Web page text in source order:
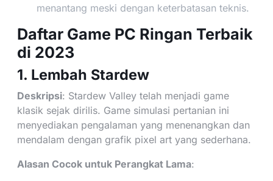
menantang meski dengan keterbatasan teknis.
Daftar Game PC Ringan Terbaik
di 2023
1. Lembah Stardew
Deskripsi: Stardew Valley telah menjadi game
klasik sejak dirilis. Game simulasi pertanian ini
menyediakan pengalaman yang menenangkan dan
mendalam dengan grafik pixel art yang sederhana.
Alasan Cocok untuk Perangkat Lama: